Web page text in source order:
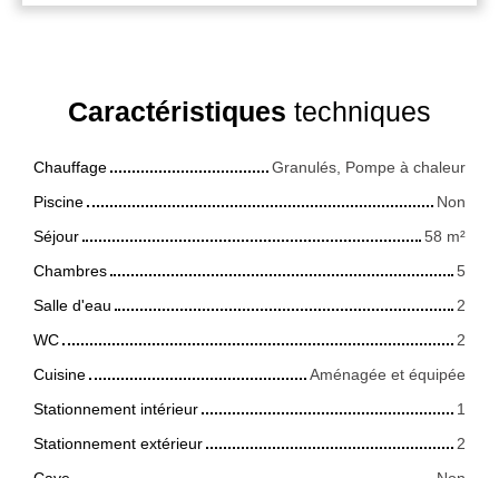
Caractéristiques techniques
Chauffage
Granulés, Pompe à chaleur
Piscine
Non
Séjour
58 m²
Chambres
5
Salle d'eau
2
WC
2
Cuisine
Aménagée et équipée
Stationnement intérieur
1
Stationnement extérieur
2